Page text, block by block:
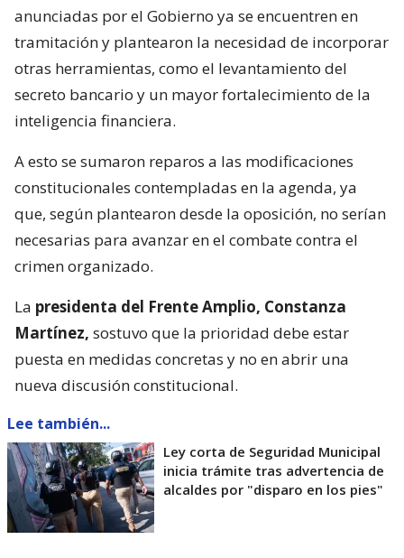
anunciadas por el Gobierno ya se encuentren en
tramitación y plantearon la necesidad de incorporar
otras herramientas, como el levantamiento del
secreto bancario y un mayor fortalecimiento de la
inteligencia financiera.
A esto se sumaron reparos a las modificaciones
constitucionales contempladas en la agenda, ya
que, según plantearon desde la oposición, no serían
necesarias para avanzar en el combate contra el
crimen organizado.
La presidenta del Frente Amplio, Constanza
Martínez, sostuvo que la prioridad debe estar
puesta en medidas concretas y no en abrir una
nueva discusión constitucional.
Lee también...
Ley corta de Seguridad Municipal
inicia trámite tras advertencia de
alcaldes por "disparo en los pies"